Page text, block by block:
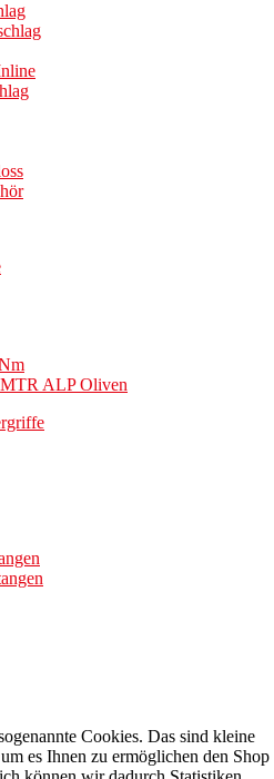
ALP Oliven
Cookies. Das sind kleine
es Ihnen zu ermöglichen den Shop